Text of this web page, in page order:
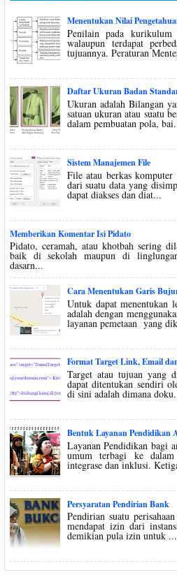
Menentukan Nilai
Penilain pada kurikulum
walaupun terdapat
tujuannya. Peraturan
Daftar Ukuran Badan
Ukuran adalah Bilangan
satuan ukuran atau suatu
dalam pembuatan pola,
Sistem Manajemen File
File atau berkas
dari suatu data yang
dapat diakses dan diat...
Memberikan Komentar Isi Pidato
Pidato, ceramah, atau khotbah sering
baik di sekolah maupun di
dasarn...
Cara Menentukan Garis
Untuk dapat menentukan
adalah dengan
layanan pemetaan yang
Format Target Link, Email
Target atau tujuan yang
dapat ditentukan sendiri
di sini adalah dimana
Bentuk Layanan Pendidikan
Layanan Pendidikan bagi
umum terbagi ke
integrase dan inklusi.
Persyaratan Pendirian Bank
Pendirian suatu
mendapat izin dari
demikian pula izin untuk ...